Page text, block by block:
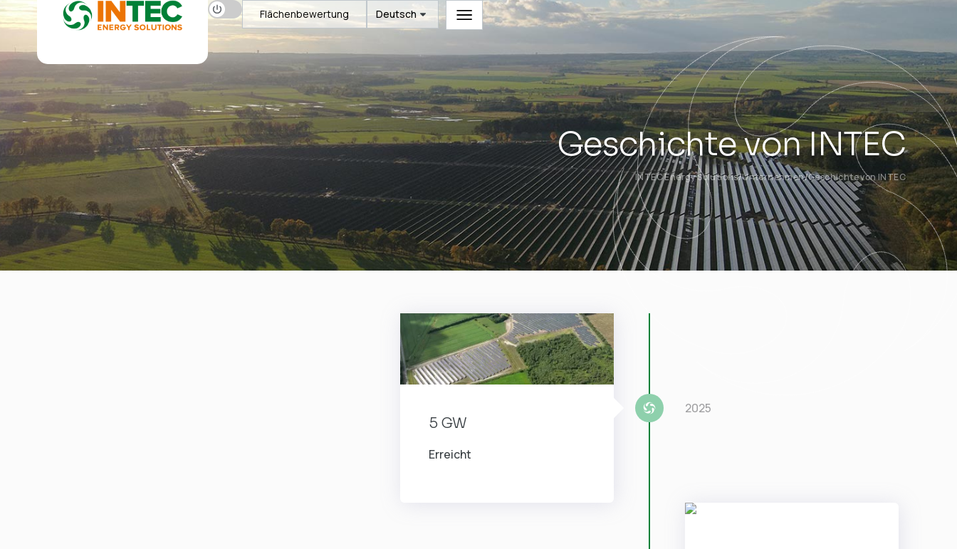
Flächenbewertung Deutsch
Geschichte von INTEC
INTEC Energy Solutions Unternehmen Geschichte von INTEC
5 GW
Erreicht
2025